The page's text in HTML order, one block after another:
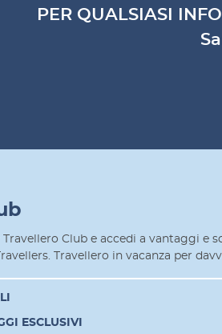
PER QUALSIASI
Club e accedi a vantaggi e
Travellero in vacanza per
ESCLUSIVI